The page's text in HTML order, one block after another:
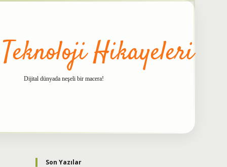
Hikayeleri
Dijital dünyada neşeli bir macera!
Sidebar
Son Yazılar